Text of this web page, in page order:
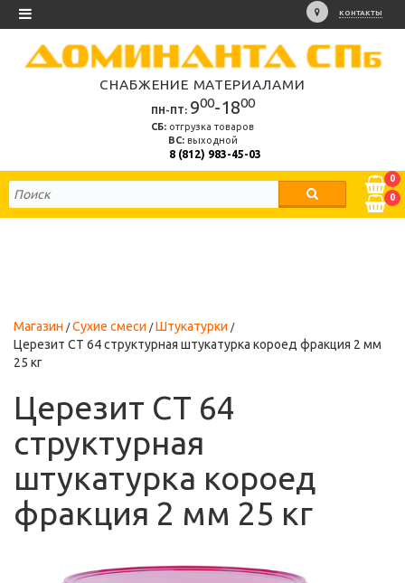
КОНТАКТЫ
СНАБЖЕНИЕ МАТЕРИАЛАМИ
ПН-ПТ: 900-1800
СБ: отгрузка товаров
ВС:выходной
8 (812) 983-45-03
0
0
Магазин Сухие смеси
Штукатурки
Церезит CT 64 структурная штукатурка короед фракция 2 мм
25 кг
Церезит CT 64
структурная
штукатурка короед
фракция 2 мм 25 кг